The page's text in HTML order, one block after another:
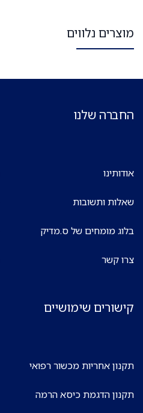
מוצרים נלווים
החברה שלנו
אודותינו
שאלות ותשובות
בלוג מומחים של ס.מדיק
צרו קשר
קישורים שימושיים
תקנון אחריות מכשור רפואי
תקנון הדגמת כיסא הרמה